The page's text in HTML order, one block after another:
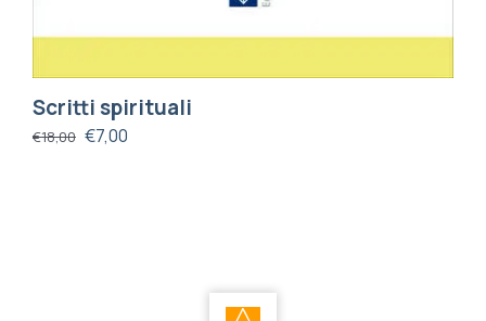
Scritti spirituali
€18,00 €7,00